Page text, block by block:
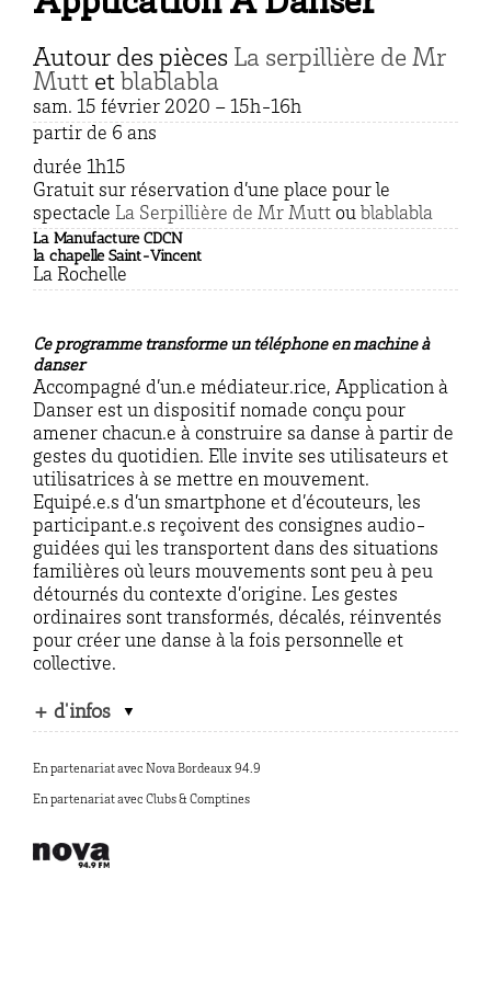
Autour des pièces La serpillière de Mr
Mutt et blablabla
sam. 15 février 2020 – 15h-16h
partir de 6 ans
durée 1h15
Gratuit sur réservation d’une place pour le
spectacle La Serpillière de Mr Mutt ou blablabla
La Manufacture CDCN
la chapelle Saint-Vincent
La Rochelle
Ce programme transforme un téléphone en machine à
danser
Accompagné d’un.e médiateur.rice, Application à
Danser est un dispositif nomade conçu pour
amener chacun.e à construire sa danse à partir de
gestes du quotidien. Elle invite ses utilisateurs et
utilisatrices à se mettre en mouvement.
Equipé.e.s d’un smartphone et d’écouteurs, les
participant.e.s reçoivent des consignes audio-
guidées qui les transportent dans des situations
familières où leurs mouvements sont peu à peu
détournés du contexte d’origine. Les gestes
ordinaires sont transformés, décalés, réinventés
pour créer une danse à la fois personnelle et
collective.
+ d'infos
En partenariat avec Nova Bordeaux 94.9
En partenariat avec Clubs & Comptines